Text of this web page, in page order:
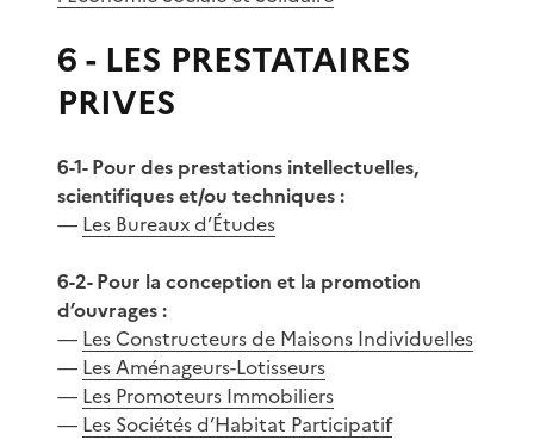
6 - LES PRESTATAIRES
PRIVES
6-1- Pour des prestations intellectuelles,
scientifiques et/ou techniques :
— Les Bureaux d’Études
6-2- Pour la conception et la promotion
d’ouvrages :
— Les Constructeurs de Maisons Individuelles
— Les Aménageurs-Lotisseurs
— Les Promoteurs Immobiliers
— Les Sociétés d’Habitat Participatif